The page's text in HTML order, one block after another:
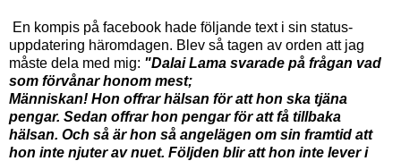
En kompis på facebook hade följande text i sin status-
uppdatering häromdagen. Blev så tagen av orden att jag
måste dela med mig: "Dalai Lama svarade på frågan vad
som förvånar honom mest;
Människan! Hon offrar hälsan för att hon ska tjäna
pengar. Sedan offrar hon pengar för att få tillbaka
hälsan. Och så är hon så angelägen om sin framtid att
hon inte njuter av nuet. Följden blir att hon inte lever i